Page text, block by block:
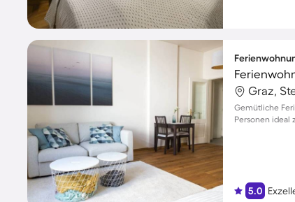
Graz,
Gemütliche
Personen ideal
5.0